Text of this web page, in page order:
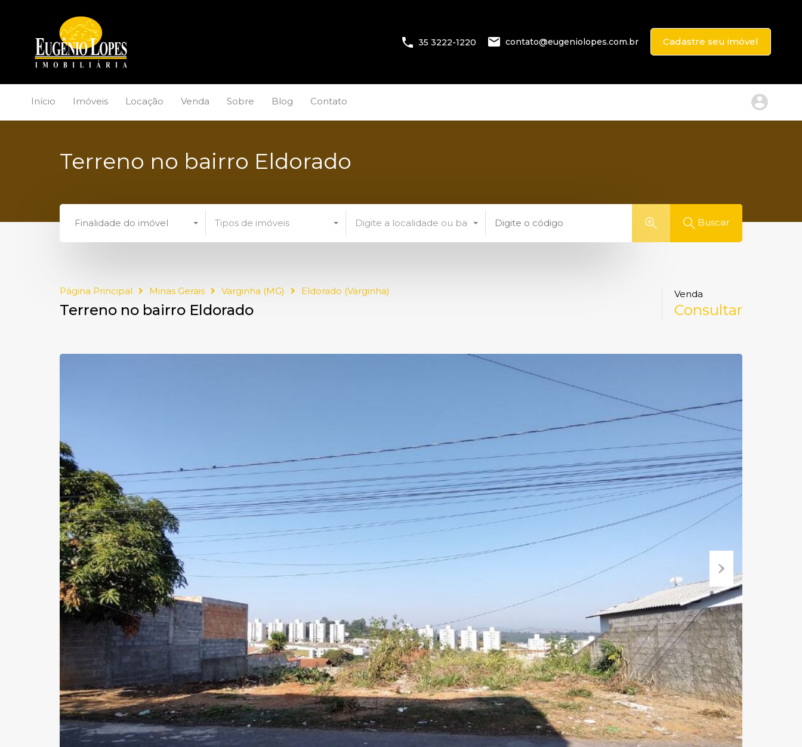
35 3222-1220 contato@eugeniolopes.com.br Cadastre seu imóvel
Início Imóveis Locação Venda Sobre Blog Contato
Terreno no bairro Eldorado
Finalidade do imóvel Tipos de imóveis Digite a localidade ou bairro Buscar
Página Principal Minas Gerais Varginha (MG) Eldorado (Varginha)
Terreno no bairro Eldorado
Venda
Consultar